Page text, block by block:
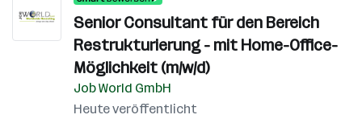
in
Kärnten
Senior Consultant für den Bereich
Restrukturierung - mit Home-Office-
Möglichkeit (m/w/d)
Job World GmbH
Heute veröffentlicht